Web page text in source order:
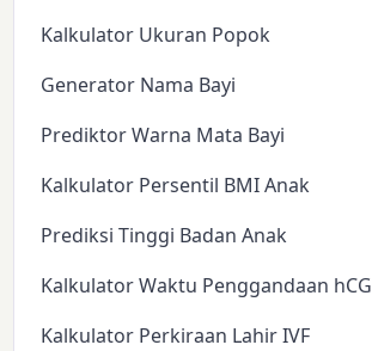
Kalkulator Ukuran Popok
Generator Nama Bayi
Prediktor Warna Mata Bayi
Kalkulator Persentil BMI Anak
Prediksi Tinggi Badan Anak
Kalkulator Waktu Penggandaan hCG
Kalkulator Perkiraan Lahir IVF